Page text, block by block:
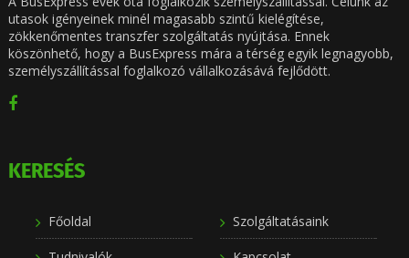
utasok igényeinek minél magasabb szintű kielégítése,
zökkenőmentes transzfer szolgáltatás nyújtása. Ennek
köszönhető, hogy a BusExpress mára a térség egyik legnagyobb,
személyszállítással foglalkozó vállalkozásává fejlődött.
KERESÉS
Főoldal Szolgáltatásaink